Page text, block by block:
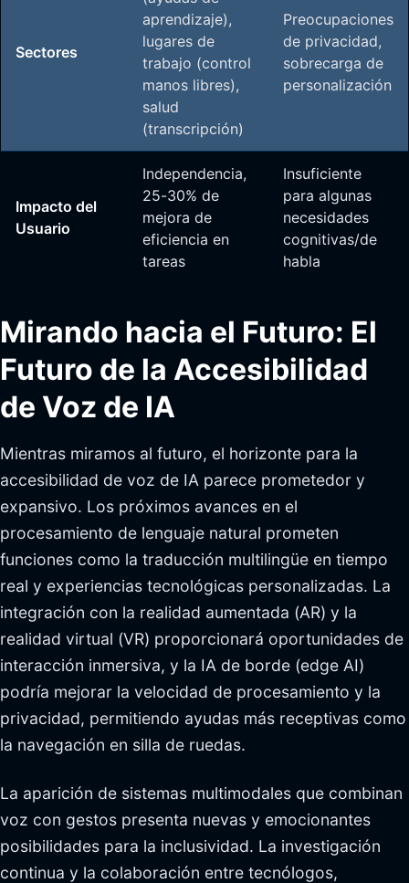
Sectores
aprendizaje),
lugares de
trabajo (control
manos libres),
salud
(transcripción)
Preocupaciones
de privacidad,
sobrecarga de
personalización
Impacto del
Usuario
Independencia,
25-30% de
mejora de
eficiencia en
tareas
Insuficiente
para algunas
necesidades
cognitivas/de
habla
Mirando hacia el Futuro: El
Futuro de la Accesibilidad
de Voz de IA
Mientras miramos al futuro, el horizonte para la
accesibilidad de voz de IA parece prometedor y
expansivo. Los próximos avances en el
procesamiento de lenguaje natural prometen
funciones como la traducción multilingüe en tiempo
real y experiencias tecnológicas personalizadas. La
integración con la realidad aumentada (AR) y la
realidad virtual (VR) proporcionará oportunidades de
interacción inmersiva, y la IA de borde (edge AI)
podría mejorar la velocidad de procesamiento y la
privacidad, permitiendo ayudas más receptivas como
la navegación en silla de ruedas.
La aparición de sistemas multimodales que combinan
voz con gestos presenta nuevas y emocionantes
posibilidades para la inclusividad. La investigación
continua y la colaboración entre tecnólogos,